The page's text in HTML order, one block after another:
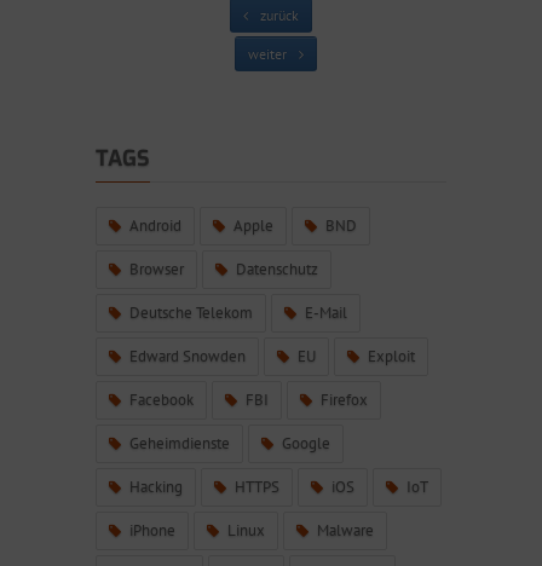
zurück
weiter
TAGS
Android Apple BND
Browser Datenschutz
Deutsche Telekom E-Mail
Edward Snowden EU Exploit
Facebook FBI Firefox
Geheimdienste Google
Hacking HTTPS iOS IoT
iPhone Linux Malware